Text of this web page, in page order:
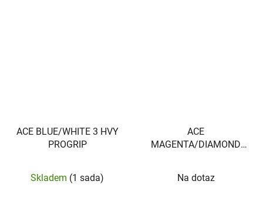
ACE BLUE/WHITE 3 HVY
PROGRIP
Skladem (1 sada)
ACE
MAGENTA/DIAMOND
Na dotaz